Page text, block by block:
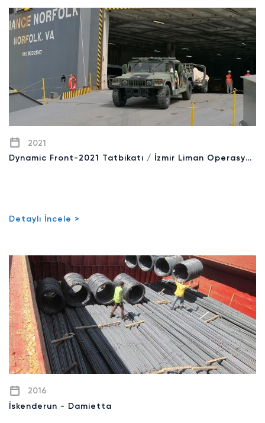
2021
Dynamic Front-2021 Tatbikatı / İzmir Liman Operasyonu
Detaylı İncele >
2016
İskenderun - Damietta